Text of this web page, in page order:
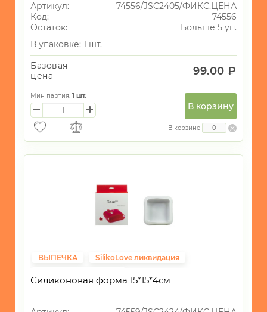
Артикул:
74556/JSC2405/ФИКС.ЦЕНА
Код:
74556
Остаток:
Больше 5 уп.
В упаковке: 1 шт.
Базовая
цена
99.00 ₽
Мин партия: 1 шт.
В корзину
В корзине
ВЫПЕЧКА
SilikoLove ликвидация
Силиконовая форма 15*15*4см